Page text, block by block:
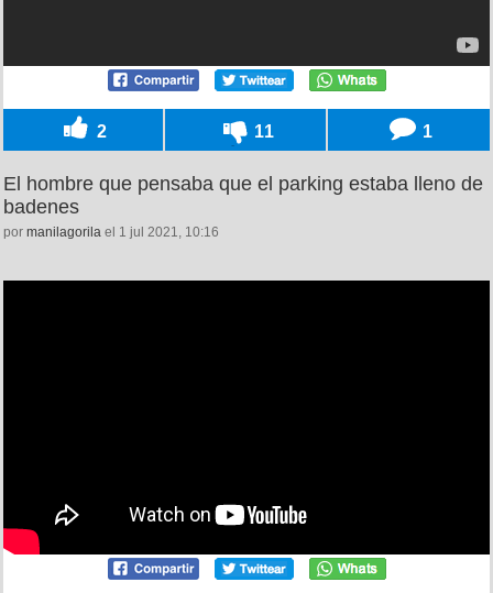
2 11 1
El hombre que pensaba que el parking estaba lleno de
badenes
por manilagorila el 1 jul 2021, 10:16